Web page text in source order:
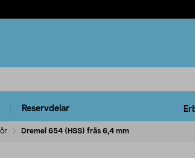
Reservdelar
Dremel 654 (HSS) fräs 6,4 mm